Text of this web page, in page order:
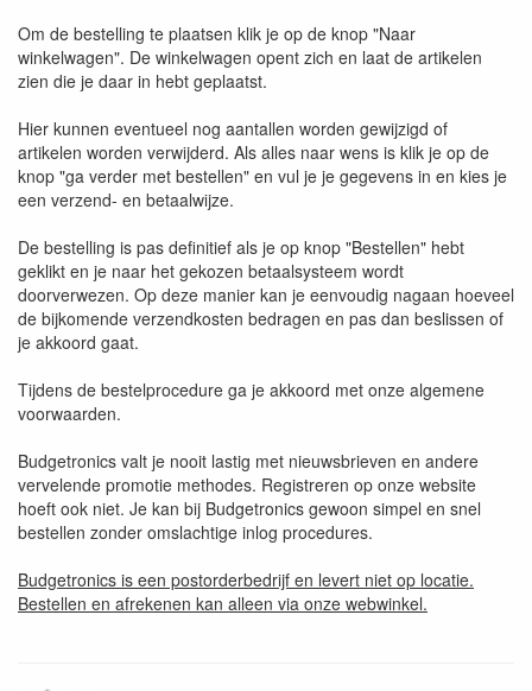
Om de bestelling te plaatsen klik je op de knop "Naar
winkelwagen". De winkelwagen opent zich en laat de artikelen
zien die je daar in hebt geplaatst.
Hier kunnen eventueel nog aantallen worden gewijzigd of
artikelen worden verwijderd. Als alles naar wens is klik je op de
knop "ga verder met bestellen" en vul je je gegevens in en kies je
een verzend- en betaalwijze.
De bestelling is pas definitief als je op knop "Bestellen" hebt
geklikt en je naar het gekozen betaalsysteem wordt
doorverwezen. Op deze manier kan je eenvoudig nagaan hoeveel
de bijkomende verzendkosten bedragen en pas dan beslissen of
je akkoord gaat.
Tijdens de bestelprocedure ga je akkoord met onze algemene
voorwaarden.
Budgetronics valt je nooit lastig met nieuwsbrieven en andere
vervelende promotie methodes. Registreren op onze website
hoeft ook niet. Je kan bij Budgetronics gewoon simpel en snel
bestellen zonder omslachtige inlog procedures.
Budgetronics is een postorderbedrijf en levert niet op locatie.
Bestellen en afrekenen kan alleen via onze webwinkel.